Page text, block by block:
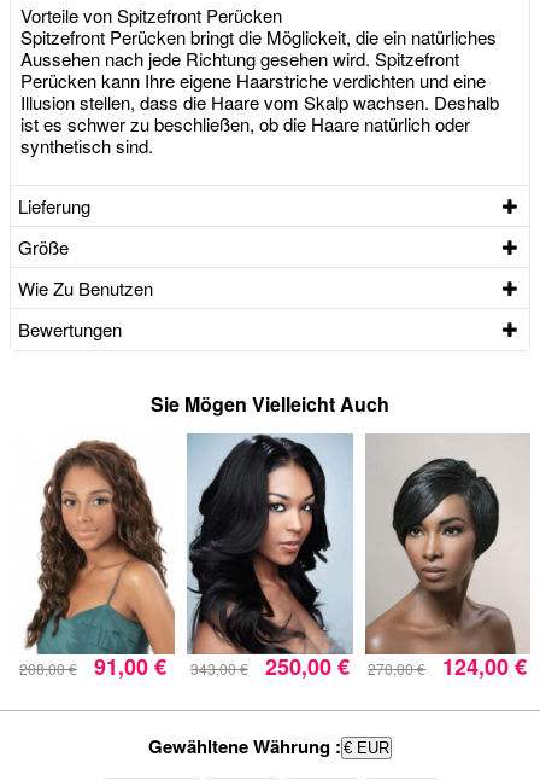
Vorteile von Spitzefront Perücken
Spitzefront Perücken bringt die Möglickeit, die ein natürliches
Aussehen nach jede Richtung gesehen wird. Spitzefront
Perücken kann Ihre eigene Haarstriche verdichten und eine
Illusion stellen, dass die Haare vom Skalp wachsen. Deshalb
ist es schwer zu beschließen, ob die Haare natürlich oder
synthetisch sind.
Lieferung
Größe
Wie Zu Benutzen
Bewertungen
Sie Mögen Vielleicht Auch
208,00 € 91,00 € 343,00 € 250,00 € 270,00 € 124,00 €
Gewähltene Währung : € EUR